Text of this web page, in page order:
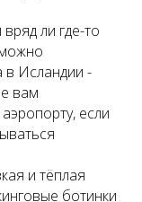
ли где-то
в Исландии -
вам
если
и тёплая
ботинки